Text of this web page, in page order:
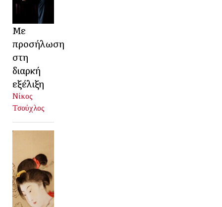
Με
προσήλωση
στη
διαρκή
εξέλιξη
Νίκος
Τσούχλος